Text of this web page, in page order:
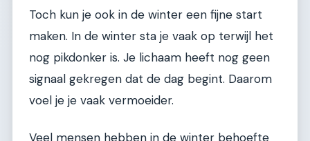
Toch kun je ook in de winter een fijne start
maken. In de winter sta je vaak op terwijl het
nog pikdonker is. Je lichaam heeft nog geen
signaal gekregen dat de dag begint. Daarom
voel je je vaak vermoeider.
Veel mensen hebben in de winter behoefte